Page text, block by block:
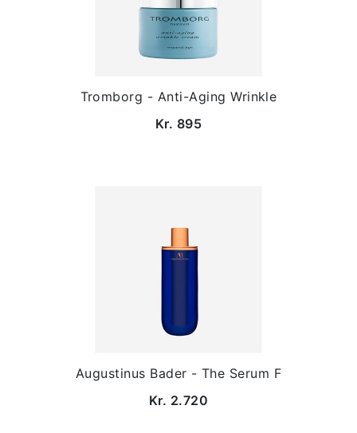
Tromborg - Anti-Aging Wrinkle
Kr. 895
Augustinus Bader - The Serum F
Kr. 2.720